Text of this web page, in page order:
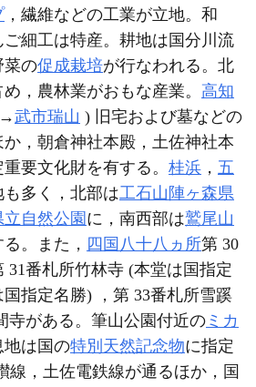
，繊維などの工業が立地。和
ご細工は特産。耕地は国分川流
菜の促成栽培が行なわれる。北
，農林業がおもな産業。 高知
武市瑞山 ) 旧宅および墓などの
，朝倉神社本殿，土佐神社本
要文化財を有する。 桂浜 ， 五
多く，北部は工石山陣ヶ森県
自然公園 に，南西部は鷲尾山
。また， 四国八十八ヵ所第 30
31番札所竹林寺 (本堂は国指定
指定名勝) ，第 33番札所雪蹊
寺がある。筆山公園付近の ミカ
地は国の特別天然記念物に指定
線，土佐電鉄線が通るほか，国